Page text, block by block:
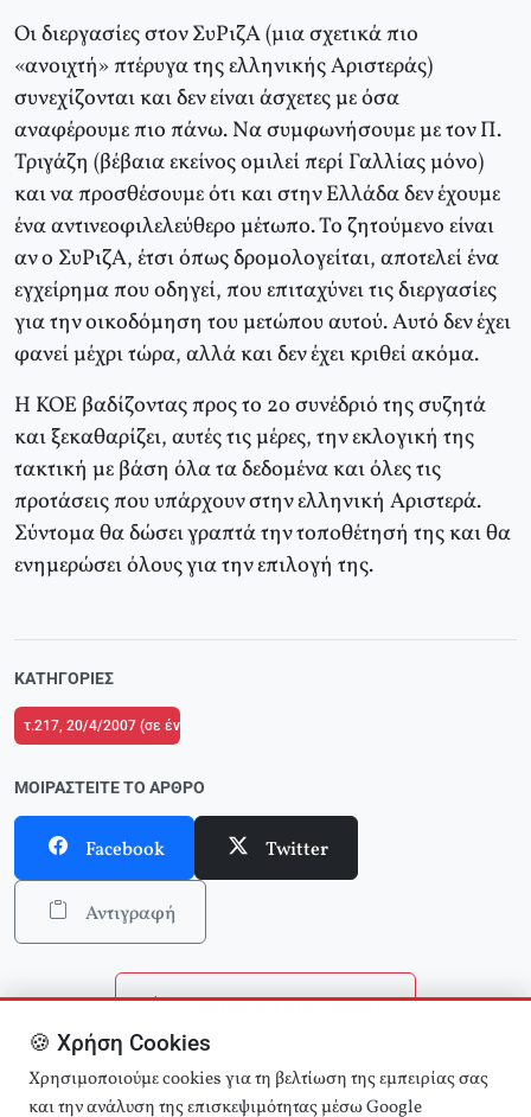
Οι διεργασίες στον ΣυΡιζΑ (μια σχετικά πιο
«ανοιχτή» πτέρυγα της ελληνικής Αριστεράς)
συνεχίζονται και δεν είναι άσχετες με όσα
αναφέρουμε πιο πάνω. Να συμφωνήσουμε με τον Π.
Τριγάζη (βέβαια εκείνος ομιλεί περί Γαλλίας μόνο)
και να προσθέσουμε ότι και στην Ελλάδα δεν έχουμε
ένα αντινεοφιλελεύθερο μέτωπο. Το ζητούμενο είναι
αν ο ΣυΡιζΑ, έτσι όπως δρομολογείται, αποτελεί ένα
εγχείρημα που οδηγεί, που επιταχύνει τις διεργασίες
για την οικοδόμηση του μετώπου αυτού. Αυτό δεν έχει
φανεί μέχρι τώρα, αλλά και δεν έχει κριθεί ακόμα.
Η ΚΟΕ βαδίζοντας προς το 2ο συνέδριό της συζητά
και ξεκαθαρίζει, αυτές τις μέρες, την εκλογική της
τακτική με βάση όλα τα δεδομένα και όλες τις
προτάσεις που υπάρχουν στην ελληνική Αριστερά.
Σύντομα θα δώσει γραπτά την τοποθέτησή της και θα
ενημερώσει όλους για την επιλογή της.
ΚΑΤΗΓΟΡΊΕΣ
τ.217, 20/4/2007 (σε ένθετο οι ΘΕΣΕΙΣ για το 2ο Συνέδριο της ΚΟΕ)
ΜΟΙΡΑΣΤΕΊΤΕ ΤΟ ΆΡΘΡΟ
Facebook Twitter
Αντιγραφή
Επιστροφή στην αρχική
Αναζήτηση άρθρων
🍪 Χρήση Cookies
Χρησιμοποιούμε cookies για τη βελτίωση της εμπειρίας σας
και την ανάλυση της επισκεψιμότητας μέσω Google